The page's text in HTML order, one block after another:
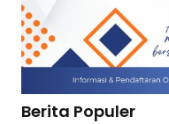
Berita Populer